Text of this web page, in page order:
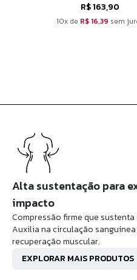
R$ 163,90
10x de R$ 16,39 sem
Alta sustentação para
impacto
Compressão firme que
Auxilia na circulação
recuperação muscular.
EXPLORAR MAIS PRODUTOS